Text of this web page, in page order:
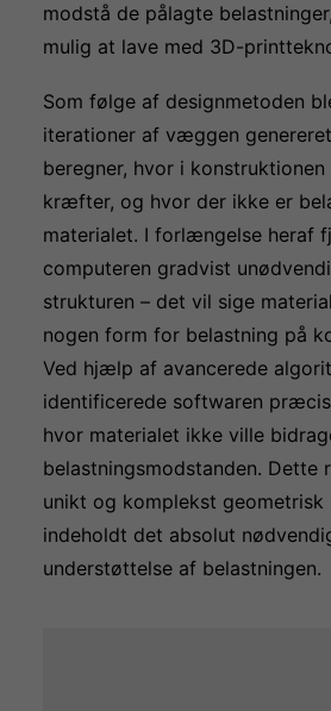
modstå de pålagte
mulig at lave med 3D-
Som følge af designmetoden
iterationer af væggen
beregner, hvor i
kræfter, og hvor der ikke er
materialet. I forlængelse heraf
computeren gradvist
strukturen – det vil sige
nogen form for belastning på
Ved hjælp af avancerede
identificerede softwaren
hvor materialet ikke ville
belastningsmodstanden. Dette
unikt og komplekst geometrisk
indeholdt det absolut
understøttelse af belastningen.